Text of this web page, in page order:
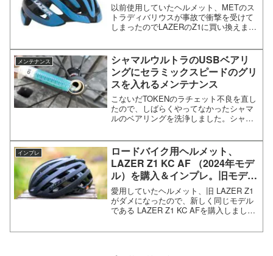
以前使用していたヘルメット、METのス
トラディバリウスが事故で衝撃を受けて
しまったのでLAZERのZ1に買い換えまし
ます。ヘルメット LAZER（レイザー）
Ｚ１のインプレ事故った MET ストラデ
ィバリ...
メンテナンス
シャマルウルトラのUSBベアリ
ングにセラミックスピードのグリ
スを入れるメンテナンス
こないだTOKENのラチェット不良を直し
たので、しばらくやってなかったシャマ
ルのベアリングを洗浄しました。シャマ
ベアリングにセラミックスピードのグリ
スを入れるシャマルのメンテナンスに関
して、詳しい記事は他...
インプレ
ロードバイク用ヘルメット、
LAZER Z1 KC AF （2024年モデ
ル）を購入＆インプレ。旧モデル
との違いをチェック
愛用していたヘルメット、旧 LAZER Z1
がダメになったので、新しく同じモデル
である LAZER Z1 KC AFを購入しまし
レ、旧モデルとの違い落車で割れて、寿